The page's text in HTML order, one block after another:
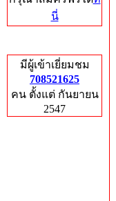
นี่
มีผู้เข้าเยี่ยมชม
708521625
คน ตั้งแต่ กันยายน
2547